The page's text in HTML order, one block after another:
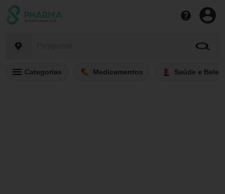
Categorias Medicamentos Saúde e